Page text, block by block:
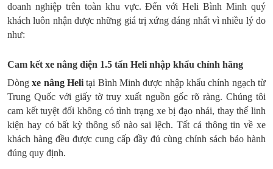
doanh nghiệp trên toàn khu vực. Đến với Heli Bình Minh quý
khách luôn nhận được những giá trị xứng đáng nhất vì nhiều lý do
như:
Cam kết xe nâng điện 1.5 tấn Heli nhập khẩu chính hãng
Dòngxe nâng Heli tại Bình Minh được nhập khẩu chính ngạch từ
Trung Quốc với giấy tờ truy xuất nguồn gốc rõ ràng. Chúng tôi
cam kết tuyệt đối không có tình trạng xe bị đạo nhái, thay thế linh
kiện hay có bất kỳ thông số nào sai lệch. Tất cả thông tin về xe
khách hàng đều được cung cấp đầy đủ cùng chính sách bảo hành
đúng quy định.